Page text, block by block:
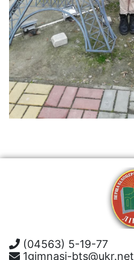
(04563) 5-19-77
1gimnasi-bts@ukr.net